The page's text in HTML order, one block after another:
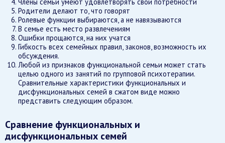
Родители делают то, что говорят
Ролевые функции выбираются, а не навязываются
В семье есть место развлечениям
Ошибки прощаются, на них учатся
Гибкость всех семейных правил, законов, возможность их
обсуждения.
Любой из признаков функциональной семьи может стать
целью одного из занятий по групповой психотерапии.
Сравнительные характеристики функциональных и
дисфункциональных семей в сжатом виде можно
представить следующим образом.
Сравнение функциональных и
дисфункциональных семей